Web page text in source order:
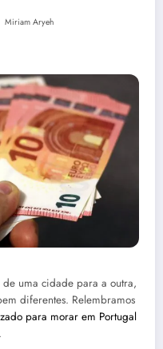
Miriam Aryeh
uma cidade para a outra,
diferentes. Relembramos
para morar em Portugal